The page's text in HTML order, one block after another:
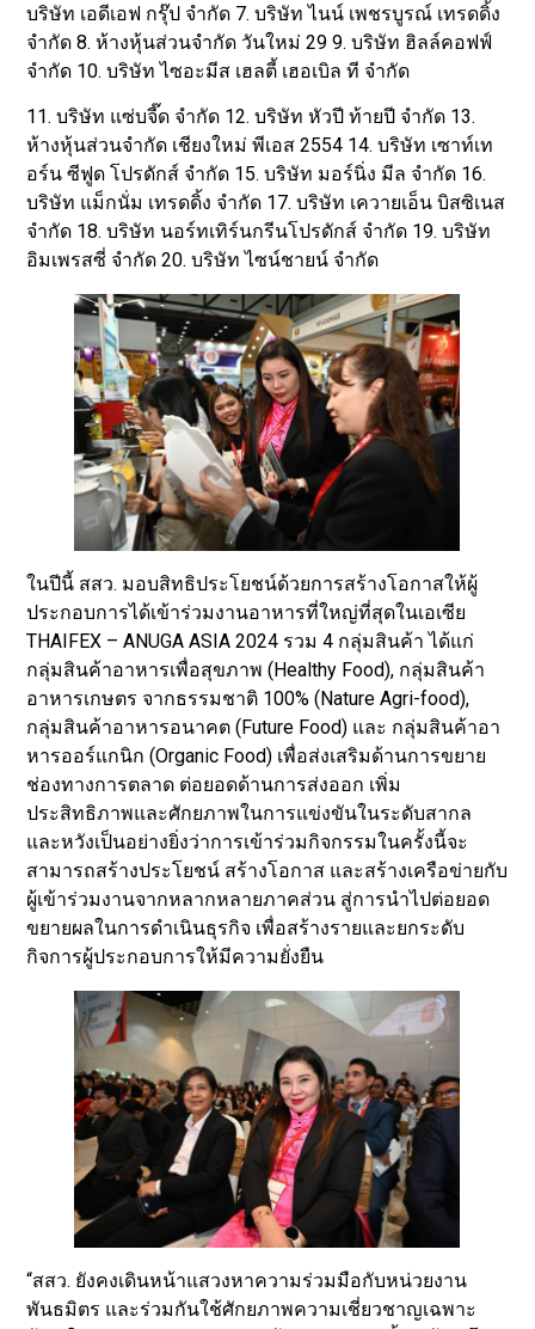
บริษัท เอดีเอฟ กรุ๊ป จำกัด 7. บริษัท ไนน์ เพชรบูรณ์ เทรดดิ้ง
จำกัด 8. ห้างหุ้นส่วนจำกัด วันใหม่ 29 9. บริษัท ฮิลล์คอฟฟ์
จำกัด 10. บริษัท ไซอะมีส เฮลตี้ เฮอเบิล ที จำกัด
11. บริษัท แซ่บจี๊ด จำกัด 12. บริษัท หัวปี ท้ายปี จำกัด 13.
ห้างหุ้นส่วนจำกัด เชียงใหม่ พีเอส 2554 14. บริษัท เซาท์เท
อร์น ซีฟูด โปรดักส์ จำกัด 15. บริษัท มอร์นิ่ง มีล จำกัด 16.
บริษัท แม็กนั่ม เทรดดิ้ง จำกัด 17. บริษัท เควายเอ็น บิสซิเนส
จำกัด 18. บริษัท นอร์ทเทิร์นกรีนโปรดักส์ จำกัด 19. บริษัท
อิมเพรสซี่ จำกัด 20. บริษัท ไซน์ชายน์ จำกัด
ในปีนี้ สสว. มอบสิทธิประโยชน์ด้วยการสร้างโอกาสให้ผู้
ประกอบการได้เข้าร่วมงานอาหารที่ใหญ่ที่สุดในเอเซีย
THAIFEX – ANUGA ASIA 2024 รวม 4 กลุ่มสินค้า ได้แก่
กลุ่มสินค้าอาหารเพื่อสุขภาพ (Healthy Food), กลุ่มสินค้า
อาหารเกษตร จากธรรมชาติ 100% (Nature Agri-food),
กลุ่มสินค้าอาหารอนาคต (Future Food) และ กลุ่มสินค้าอา
หารออร์แกนิก (Organic Food) เพื่อส่งเสริมด้านการขยาย
ช่องทางการตลาด ต่อยอดด้านการส่งออก เพิ่ม
ประสิทธิภาพและศักยภาพในการแข่งขันในระดับสากล
และหวังเป็นอย่างยิ่งว่าการเข้าร่วมกิจกรรมในครั้งนี้จะ
สามารถสร้างประโยชน์ สร้างโอกาส และสร้างเครือข่ายกับ
ผู้เข้าร่วมงานจากหลากหลายภาคส่วน สู่การนำไปต่อยอด
ขยายผลในการดำเนินธุรกิจ เพื่อสร้างรายและยกระดับ
กิจการผู้ประกอบการให้มีความยั่งยืน
“สสว. ยังคงเดินหน้าแสวงหาความร่วมมือกับหน่วยงาน
พันธมิตร และร่วมกันใช้ศักยภาพความเชี่ยวชาญเฉพาะ